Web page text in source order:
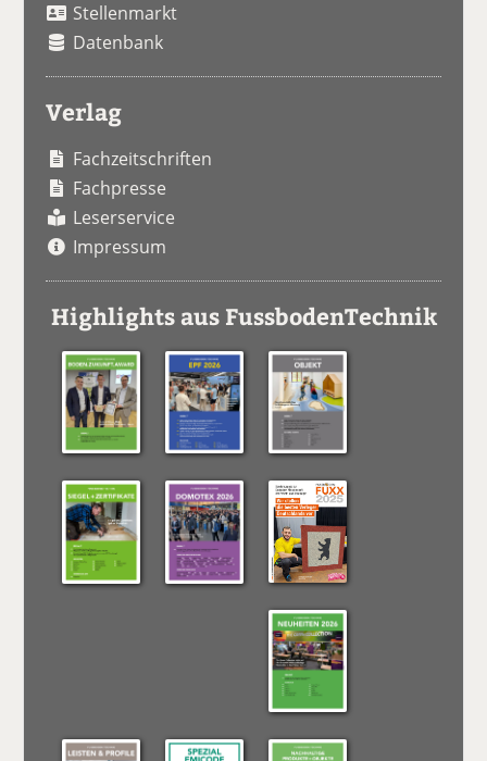
Stellenmarkt
Datenbank
Verlag
Fachzeitschriften
Fachpresse
Leserservice
Impressum
Highlights aus FussbodenTechnik